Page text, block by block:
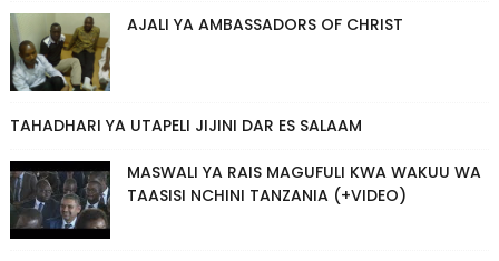
AJALI YA AMBASSADORS OF CHRIST
TAHADHARI YA UTAPELI JIJINI DAR ES SALAAM
MASWALI YA RAIS MAGUFULI KWA WAKUU WA
TAASISI NCHINI TANZANIA (+VIDEO)